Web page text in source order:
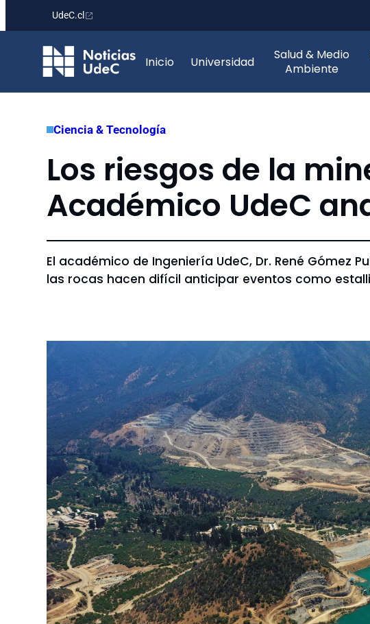
contenido
UdeC.cl
Inicio Universidad
Salud & Medio
Ambiente
Ciencia & Tecnología
Los riesgos de la
Académico UdeC
El académico de Ingeniería UdeC, Dr. René Gómez
las rocas hacen difícil anticipar eventos como